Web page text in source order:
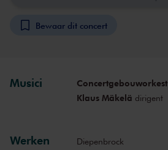
Bewaar dit concert
Musici
Concertgebouworkest
Klaus Mäkelä dirigent
Werken Diepenbrock